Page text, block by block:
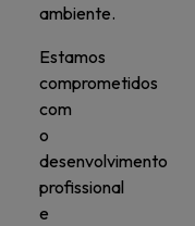
ambiente.
Estamos
comprometidos
com
o
desenvolvimento
profissional
e